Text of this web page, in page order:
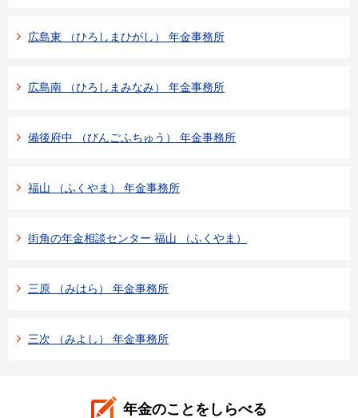
広島東 （ひろしまひがし） 年金事務所
広島南 （ひろしまみなみ） 年金事務所
備後府中 （びんごふちゅう） 年金事務所
福山 （ふくやま） 年金事務所
街角の年金相談センター 福山 （ふくやま）
三原 （みはら） 年金事務所
三次 （みよし） 年金事務所
年金のことをしらべる